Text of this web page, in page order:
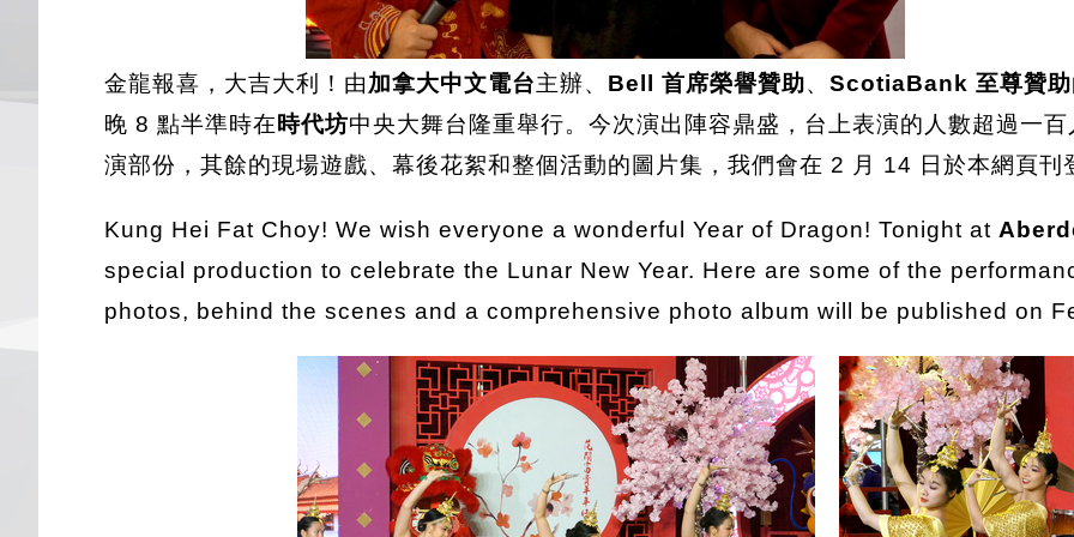
金龍報喜，大吉大利！由加拿大中文電台主辦、 Bell 首席榮譽贊助、 ScotiaBank 至尊贊助
晚 8 點半準時在 時代坊中央大舞台隆重舉行。今次演出陣容鼎盛，台上表演的人數超過一
演部份，其餘的現場遊戲、幕後花絮和整個活動的圖片集，我們會在 2 月 14 日於本網頁刊
Kung Hei Fat Choy! We wish everyone a wonderful Year of Dragon! Tonight at
special production to celebrate the Lunar New Year. Here are some of the
photos, behind the scenes and a comprehensive photo album will be published on